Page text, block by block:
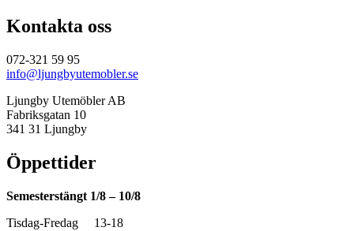
Kontakta oss
072-321 59 95
info@ljungbyutemobler.se
Ljungby Utemöbler AB
Fabriksgatan 10
341 31 Ljungby
Öppettider
Semesterstängt 1/8 – 10/8
Tisdag-Fredag 13-18